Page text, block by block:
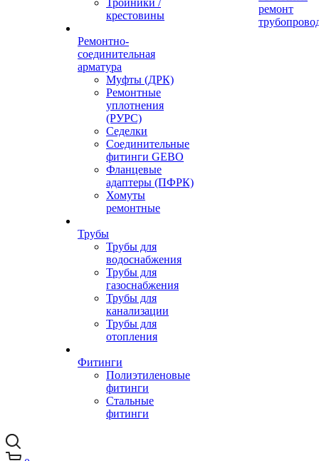
Тройники /
крестовины
Ремонтно-
соединительная
арматура
Муфты (ДРК)
Ремонтные
уплотнения
(РУРС)
Седелки
Соединительные
фитинги GEBO
Фланцевые
адаптеры (ПФРК)
Хомуты
ремонтные
Трубы
Трубы для
водоснабжения
Трубы для
газоснабжения
Трубы для
канализации
Трубы для
отопления
Фитинги
Полиэтиленовые
фитинги
Стальные
фитинги
ремонт